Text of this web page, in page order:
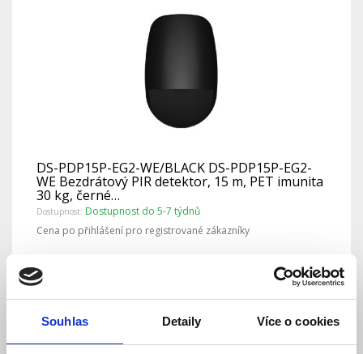
Souhlas Detaily Více o cookies
DS-PDP15P-EG2-WE/BLACK DS-PDP15P-EG2-
WE Bezdrátový PIR detektor, 15 m, PET imunita
30 kg, černé…
Dostupnost: Dostupnost do 5-7 týdnů
Cena po přihlášení pro registrované zákazníky